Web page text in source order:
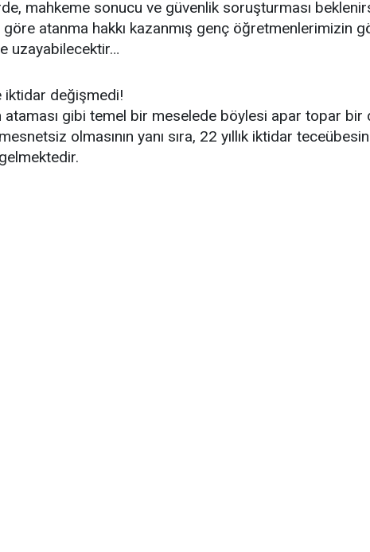
mahkeme sonucu ve güvenlik soruşturması
atanma hakkı kazanmış genç öğretmenlerimizin
uzayabilecektir…
iktidar değişmedi!
ataması gibi temel bir meselede böylesi apar topar bir
olmasının yanı sıra, 22 yıllık iktidar